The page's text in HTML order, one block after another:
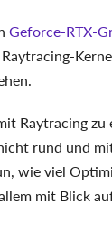
Geforce-RTX-
Raytracing
rund und
wie viel
mit Blick